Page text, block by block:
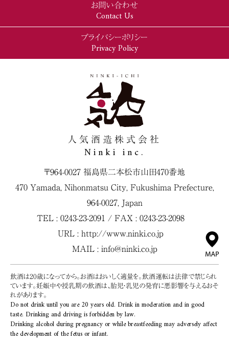
お問い合わせ
Contact Us
プライバシーポリシー
Privacy Policy
人気酒造株式会社
Ninki inc.
〒964-0027 福島県二本松市山田470番地
470 Yamada, Nihonmatsu City, Fukushima Prefecture,
964-0027, Japan
TEL : 0243-23-2091 / FAX : 0243-23-2098
URL : http://www.ninki.co.jp
MAIL : info@ninki.co.jp
飲酒は20歳になってから。お酒はおいしく適量を。飲酒運転は法律で禁じられ
ています。妊娠中や授乳期の飲酒は、胎児・乳児の発育に悪影響を与えるおそ
れがあります。
Do not drink until you are 20 years old. Drink in moderation and in good
taste. Drinking and driving is forbidden by law.
Drinking alcohol during pregnancy or while breastfeeding may adversely affect
the development of the fetus or infant.